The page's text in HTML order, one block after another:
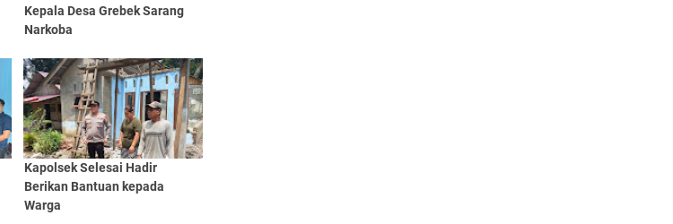
Kepala Desa Grebek Sarang
Narkoba
Kapolsek Selesai Hadir
Berikan Bantuan kepada
Warga